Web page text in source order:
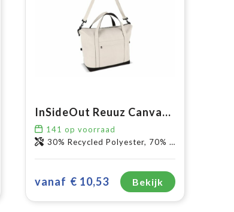
InSideOut Reuuz Canvas Reistas 32 x 60 x 20 cm
141 op voorraad
30% Recycled Polyester, 70% Recycled cotton
vanaf € 10,53 Bekijk